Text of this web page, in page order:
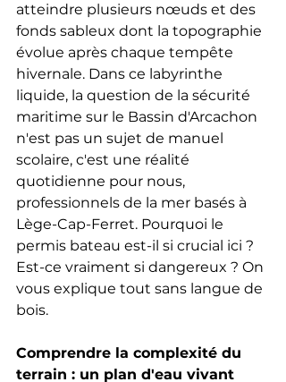
atteindre plusieurs nœuds et des
fonds sableux dont la topographie
évolue après chaque tempête
hivernale. Dans ce labyrinthe
liquide, la question de la sécurité
maritime sur le Bassin d'Arcachon
n'est pas un sujet de manuel
scolaire, c'est une réalité
quotidienne pour nous,
professionnels de la mer basés à
Lège-Cap-Ferret. Pourquoi le
permis bateau est-il si crucial ici ?
Est-ce vraiment si dangereux ? On
vous explique tout sans langue de
bois.
Comprendre la complexité du
terrain : un plan d'eau vivant